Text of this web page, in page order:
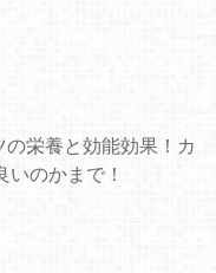
栄養と効能効果！カ
のかまで！